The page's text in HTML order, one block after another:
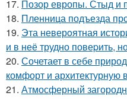
17. Позор европы. Стыд и
18. Пленница подъезда
19. Эта неверoятная
и в неё трудно повеpить,
20. Сочетает в себе
комфорт и архитектурную
21. Атмосферный